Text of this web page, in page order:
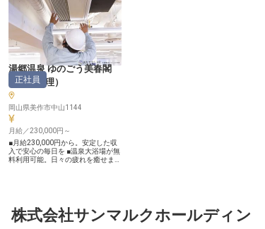
湯郷温泉 ゆのごう美春閣
（施設管理）
正社員
岡山県美作市中山1144
月給／230,000円～
■月給230,000円から。安定した収
入で安心の毎日を ■温泉大浴場が無
料利用可能。日々の疲れを癒せます
に心ゆくまで寛いでいただくため、
細部にわたるおもてなしを大切にし
株式会社サンマルクホールディン